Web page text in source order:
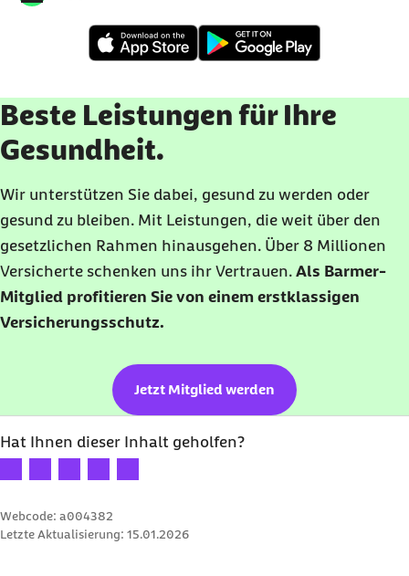
Beste Leistungen für Ihre
Gesundheit.
Wir unterstützen Sie dabei, gesund zu werden oder
gesund zu bleiben. Mit Leistungen, die weit über den
gesetzlichen Rahmen hinausgehen. Über 8 Millionen
Versicherte schenken uns ihr Vertrauen. Als Barmer-
Mitglied profitieren Sie von einem erstklassigen
Versicherungsschutz.
Jetzt Mitglied werden
Hat Ihnen dieser Inhalt geholfen?
Ihre Bewertung: 1 Stern
Ihre Bewertung: 2 Sterne
Ihre Bewertung: 3 Sterne
Ihre Bewertung: 4 Sterne
Ihre Bewertung: 5 Sterne
Webcode: a004382
Letzte Aktualisierung: 15.01.2026